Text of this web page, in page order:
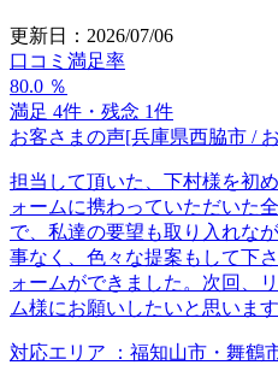
更新日：2026/07/06
口コミ満足率
80.0 ％
満足 4件・残念 1件
お客さまの声[兵庫県西脇市 /
担当して頂いた、下村様を初
ォームに携わっていただいた
で、私達の要望も取り入れな
事なく、色々な提案もして下
ォームができました。次回、
ム様にお願いしたいと思います
対応エリア ： 福知山市・舞鶴